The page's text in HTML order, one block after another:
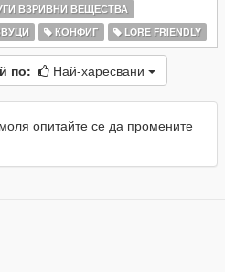
ВЗРИВНИ ВЕЩЕСТВА
КОНФИГ LORE FRIENDLY
по: Най-харесвани
опитайте се да промените